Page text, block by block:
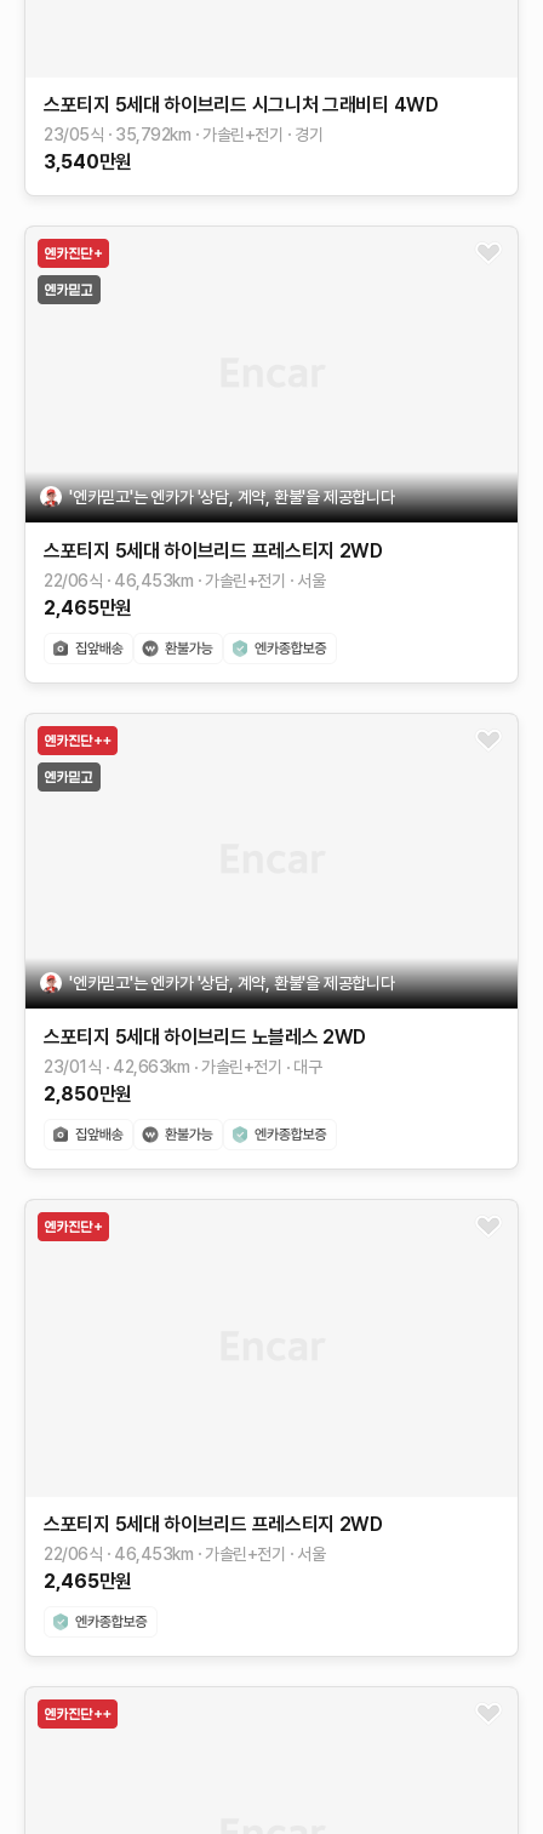
스포티지 5세대 하이브리드 시그니처 그래비티 4WD
23/05식 35,792km 가솔린+전기 경기
3,540만원
'엔카믿고'는 엔카가 '상담, 계약, 환불'을 제공합니다
스포티지 5세대 하이브리드 프레스티지 2WD
22/06식 46,453km 가솔린+전기 서울
2,465만원
'엔카믿고'는 엔카가 '상담, 계약, 환불'을 제공합니다
스포티지 5세대 하이브리드 노블레스 2WD
23/01식 42,663km 가솔린+전기 대구
2,850만원
스포티지 5세대 하이브리드 프레스티지 2WD
22/06식 46,453km 가솔린+전기 서울
2,465만원